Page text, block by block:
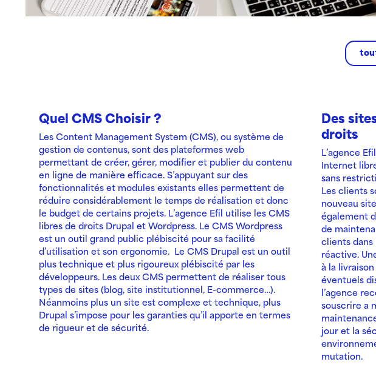
Quel CMS Choisir ?
Les Content Management System (CMS), ou système de
gestion de contenus, sont des plateformes web
permettant de créer, gérer, modifier et publier du contenu
en ligne de manière efficace. S’appuyant sur des
fonctionnalités et modules existants elles permettent de
réduire considérablement le temps de réalisation et donc
le budget de certains projets. L’agence Efil utilise les CMS
libres de droits Drupal et Wordpress. Le CMS Wordpress
est un outil grand public plébiscité pour sa facilité
d’utilisation et son ergonomie. Le CMS Drupal est un outil
plus technique et plus rigoureux plébiscité par les
développeurs. Les deux CMS permettent de réaliser tous
types de sites (blog, site institutionnel, E-commerce…).
Néanmoins plus un site est complexe et technique, plus
Drupal s’impose pour les garanties qu’il apporte en termes
de rigueur et de sécurité.
Des
droits
L’agence
Internet
sans
Les clients
nouveau
également
de
clients
réactive.
à la
éventuels
l’agence
souscrire a
jour et la
mutation.